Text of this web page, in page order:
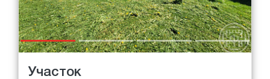
Участок